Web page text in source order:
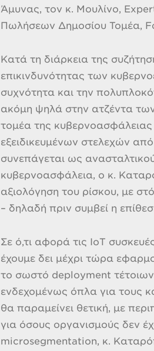
Άμυνας, τον κ. Μουλίνο,
Πωλήσεων Δημοσίου Τομέα,
Κατά τη διάρκεια της
επικινδυνότητας των
συχνότητα και την
ακόμη ψηλά στην ατζέντα
τομέα της
εξειδικευμένων στελεχών
συνεπάγεται ως
κυβερνοασφάλεια, ο κ.
αξιολόγηση του ρίσκου, με
– δηλαδή πριν συμβεί η
Σε ό,τι αφορά τις IoT
έχουμε δει μέχρι τώρα
το σωστό deployment
ενδεχομένως όπλα για τους
θα παραμείνει θετική, με
για όσους οργανισμούς δεν
microsegmentation, κ.